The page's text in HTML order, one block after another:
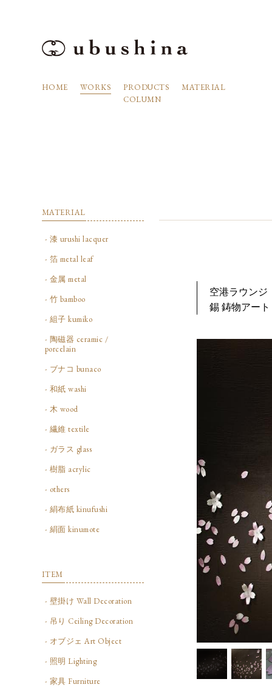
HOME WORKS PRODUCTS
MATERIAL
COLUMN
MATERIAL
- 漆 urushi lacquer
- 箔 metal leaf
- 金属 metal
- 竹 bamboo
- 組子 kumiko
- 陶磁器 ceramic /
porcelain
- ブナコ bunaco
- 和紙 washi
- 木 wood
- 繊維 textile
- ガラス glass
- 樹脂 acrylic
- others
- 絹布紙 kinufushi
- 絹面 kinumote
ITEM
- 壁掛け Wall Decoration
- 吊り Ceiling Decoration
- オブジェ Art Object
- 照明 Lighting
- 家具 Furniture
空港ラウンジ
錫 鋳物アー